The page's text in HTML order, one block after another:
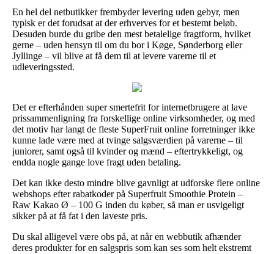
En hel del netbutikker frembyder levering uden gebyr, men
typisk er det forudsat at der erhverves for et bestemt beløb.
Desuden burde du gribe den mest betalelige fragtform, hvilket
gerne – uden hensyn til om du bor i Køge, Sønderborg eller
Jyllinge – vil blive at få dem til at levere varerne til et
udleveringssted.
Det er efterhånden super smertefrit for internetbrugere at lave
prissammenligning fra forskellige online virksomheder, og med
det motiv har langt de fleste SuperFruit online forretninger ikke
kunne lade være med at tvinge salgsværdien på varerne – til
juniorer, samt også til kvinder og mænd – eftertrykkeligt, og
endda nogle gange love fragt uden betaling.
Det kan ikke desto mindre blive gavnligt at udforske flere online
webshops efter rabatkoder på Superfruit Smoothie Protein –
Raw Kakao Ø – 100 G inden du køber, så man er usvigeligt
sikker på at få fat i den laveste pris.
Du skal alligevel være obs på, at når en webbutik afhænder
deres produkter for en salgspris som kan ses som helt ekstremt